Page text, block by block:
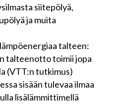
siitepölyä,
ja muita
talteen:
talteenotto toimii jopa
(VTT:n tutkimus)
sisään tulevaa ilmaa
lisälämmittimellä